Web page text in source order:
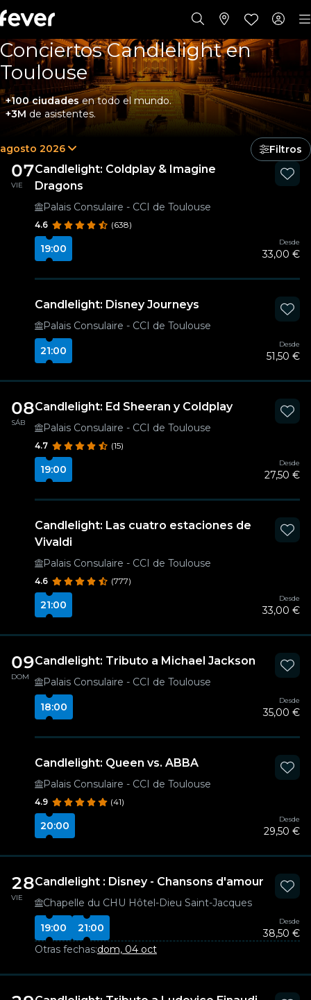
Conciertos Candlelight en
Toulouse
+100 ciudadesen todo el mundo.
+3M de asistentes.
agosto 2026 Filtros
07
VIE
Candlelight: Coldplay & Imagine
Dragons
Palais Consulaire - CCI de Toulouse
4.6 (638)
19:00
Desde
33,00 €
Candlelight: Disney Journeys
Palais Consulaire - CCI de Toulouse
21:00
Desde
51,50 €
08
SÁB
Candlelight: Ed Sheeran y Coldplay
Palais Consulaire - CCI de Toulouse
4.7 (15)
19:00
Desde
27,50 €
Candlelight: Las cuatro estaciones de
Vivaldi
Palais Consulaire - CCI de Toulouse
4.6 (777)
21:00
Desde
33,00 €
09
DOM
Candlelight: Tributo a Michael Jackson
Palais Consulaire - CCI de Toulouse
18:00
Desde
35,00 €
Candlelight: Queen vs. ABBA
Palais Consulaire - CCI de Toulouse
4.9 (41)
20:00
Desde
29,50 €
28
VIE
Candlelight : Disney - Chansons d'amour
Chapelle du CHU Hôtel-Dieu Saint-Jacques
19:00
21:00
Desde
38,50 €
Otras fechas:dom, 04 oct